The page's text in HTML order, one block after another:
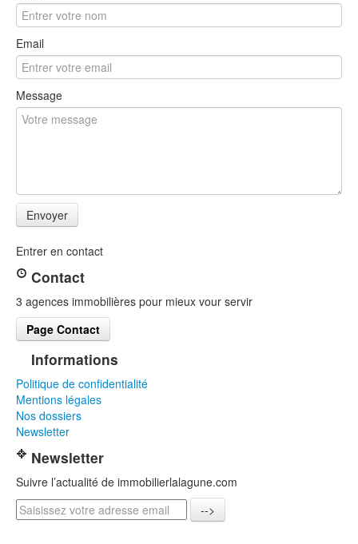
Email
Message
Entrer en contact
Contact
3 agences immobilières pour mieux vour servir
Page Contact
Informations
Politique de confidentialité
Mentions légales
Nos dossiers
Newsletter
Newsletter
Suivre l’actualité de immobilierlalagune.com
-->